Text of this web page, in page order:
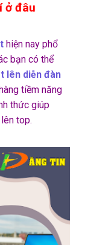
ở đâu
hiện nay phổ
bạn có thể
lên diễn đàn
tiềm năng
thức giúp
top.